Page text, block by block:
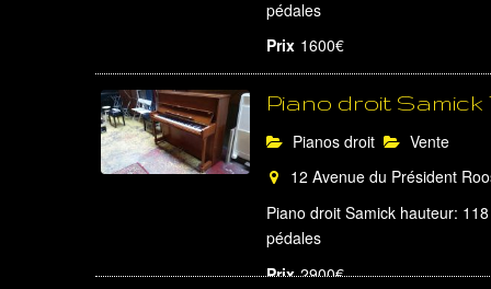
pédales
Prix 1600€
Piano droit Samick
Pianos droit
Vente
12 Avenue du Président
Piano droit Samick hauteur:
pédales
Prix 2900€